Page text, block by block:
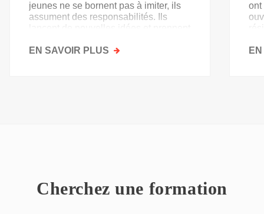
jeunes ne se bornent pas à imiter, ils
assument des responsabilités. Ils
lancent de nouvelles idées et prennent
EN SAVOIR PLUS SUR
ont
Cherchez une formation